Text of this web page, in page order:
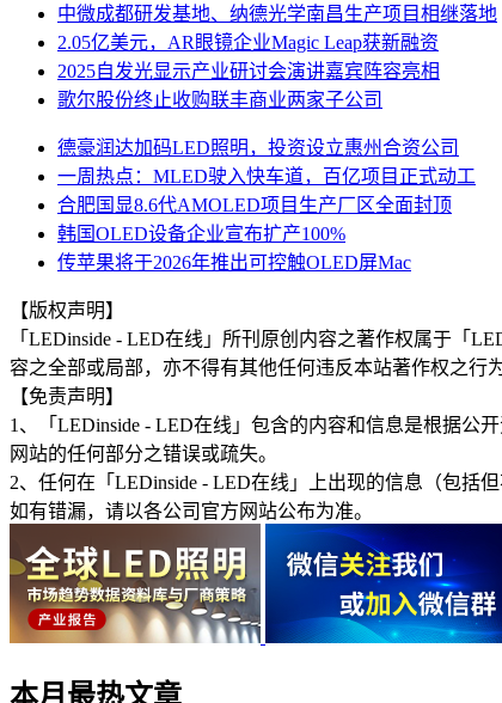
中微成都研发基地、纳德光学南昌生产项目相继落地
2.05亿美元，AR眼镜企业Magic Leap获新融资
2025自发光显示产业研讨会演讲嘉宾阵容亮相
歌尔股份终止收购联丰商业两家子公司
德豪润达加码LED照明，投资设立惠州合资公司
一周热点：MLED驶入快车道，百亿项目正式动工
合肥国显8.6代AMOLED项目生产厂区全面封顶
韩国OLED设备企业宣布扩产100%
传苹果将于2026年推出可控触OLED屏Mac
【版权声明】
「LEDinside - LED在线」所刊原创内容之著作权属于「
容之全部或局部，亦不得有其他任何违反本站著作权之行为
【免责声明】
1、「LEDinside - LED在线」包含的内容和信息是根据公
网站的任何部分之错误或疏失。
2、任何在「LEDinside - LED在线」上出现的信息（包括
如有错漏，请以各公司官方网站公布为准。
本月最热文章